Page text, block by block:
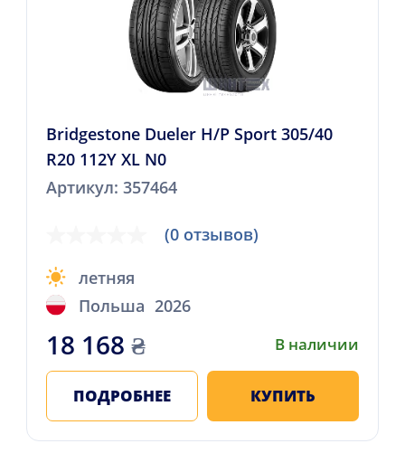
Bridgestone Dueler H/P Sport 305/40
R20 112Y XL N0
Артикул: 357464
(0 отзывов)
летняя
Польша 2026
18 168 ₴ В наличии
ПОДРОБНЕЕ КУПИТЬ